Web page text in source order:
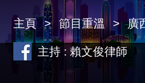
主頁 節目重溫 廣
主持 : 賴文俊律師